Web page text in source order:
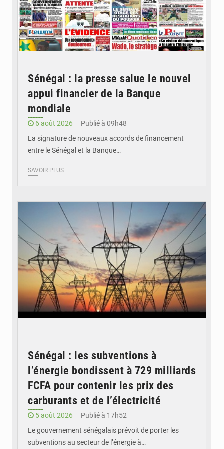
Sénégal : la presse salue le nouvel
appui financier de la Banque
mondiale
6 août 2026
Publié à 09h48
La signature de nouveaux accords de financement
entre le Sénégal et la Banque…
SAVOIR PLUS
Sénégal : les subventions à
l’énergie bondissent à 729 milliards
FCFA pour contenir les prix des
carburants et de l’électricité
5 août 2026
Publié à 17h52
Le gouvernement sénégalais prévoit de porter les
subventions au secteur de l’énergie à…